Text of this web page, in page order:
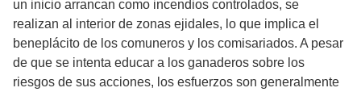
un inicio arrancan como incendios controlados, se
realizan al interior de zonas ejidales, lo que implica el
beneplácito de los comuneros y los comisariados. A pesar
de que se intenta educar a los ganaderos sobre los
riesgos de sus acciones, los esfuerzos son generalmente